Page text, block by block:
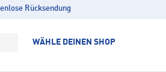
Rücksendung
WÄHLE DEINEN SHOP